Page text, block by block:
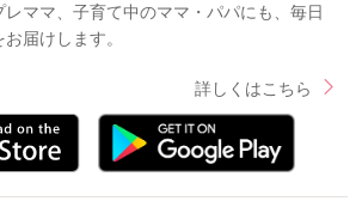
ママ、子育て中のママ・パパにも、毎日
届けします。
詳しくはこちら